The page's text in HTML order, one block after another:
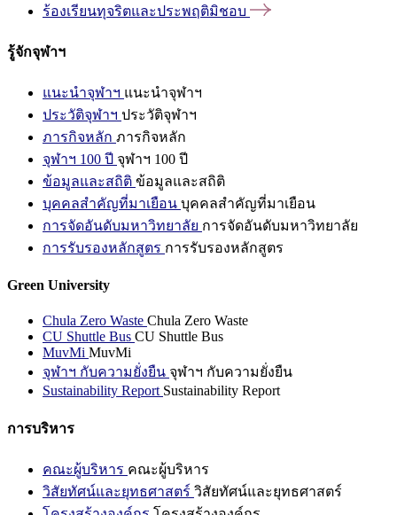
ร้องเรียนทุจริตและประพฤติมิชอบ
รู้จักจุฬาฯ
แนะนำจุฬาฯ แนะนำจุฬาฯ
ประวัติจุฬาฯ ประวัติจุฬาฯ
ภารกิจหลัก ภารกิจหลัก
จุฬาฯ 100 ปี จุฬาฯ 100 ปี
ข้อมูลและสถิติ ข้อมูลและสถิติ
บุคคลสำคัญที่มาเยือน บุคคลสำคัญที่มาเยือน
การจัดอันดับมหาวิทยาลัย การจัดอันดับมหาวิทยาลัย
การรับรองหลักสูตร การรับรองหลักสูตร
Green University
Chula Zero Waste Chula Zero Waste
CU Shuttle Bus CU Shuttle Bus
MuvMi MuvMi
จุฬาฯ กับความยั่งยืน จุฬาฯ กับความยั่งยืน
Sustainability Report Sustainability Report
การบริหาร
คณะผู้บริหาร คณะผู้บริหาร
วิสัยทัศน์และยุทธศาสตร์ วิสัยทัศน์และยุทธศาสตร์